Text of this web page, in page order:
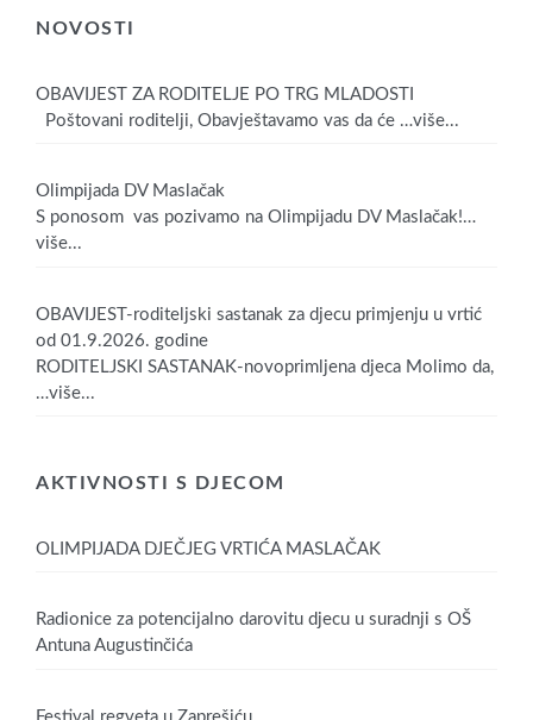
NOVOSTI
OBAVIJEST ZA RODITELJE PO TRG MLADOSTI
Poštovani roditelji, Obavještavamo vas da će …više...
Olimpijada DV Maslačak
S ponosom vas pozivamo na Olimpijadu DV Maslačak!…
više...
OBAVIJEST-roditeljski sastanak za djecu primjenju u vrtić
od 01.9.2026. godine
RODITELJSKI SASTANAK-novoprimljena djeca Molimo da,
…više...
AKTIVNOSTI S DJECOM
OLIMPIJADA DJEČJEG VRTIĆA MASLAČAK
Radionice za potencijalno darovitu djecu u suradnji s OŠ
Antuna Augustinčića
Festival regveta u Zaprešiću